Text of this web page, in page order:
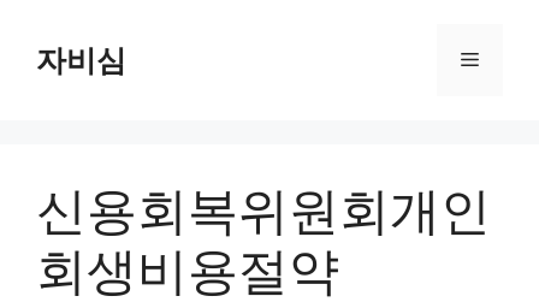
자비심 메
신용회복위원회개인
회생비용절약